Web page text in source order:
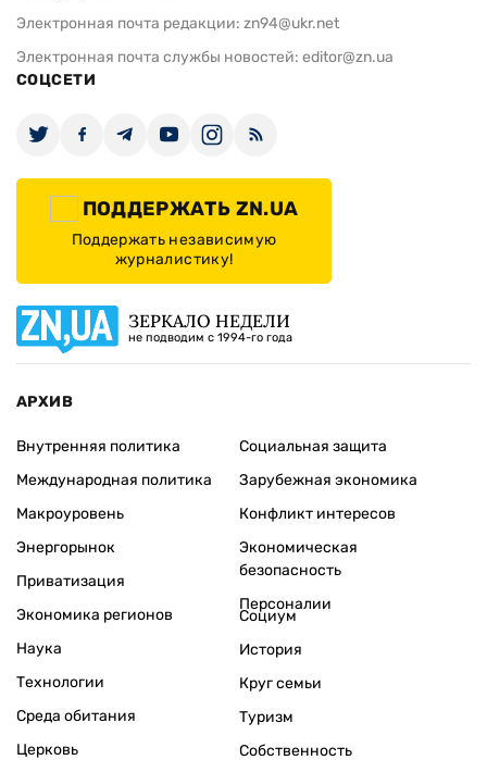
Электронная почта редакции: zn94@ukr.net
Электронная почта службы новостей: editor@zn.ua
СОЦСЕТИ
ПОДДЕРЖАТЬ ZN.UA
Поддержать независимую
журналистику!
ЗЕРКАЛО НЕДЕЛИ
не подводим с 1994-го года
АРХИВ
Внутренняя политика
Международная политика
Макроуровень
Энергорынок
Приватизация
Экономика регионов
Социальная защита
Зарубежная экономика
Конфликт интересов
Экономическая
безопасность
Персоналии
Наука
Технологии
Среда обитания
Церковь
Социум
История
Круг семьи
Туризм
Собственность